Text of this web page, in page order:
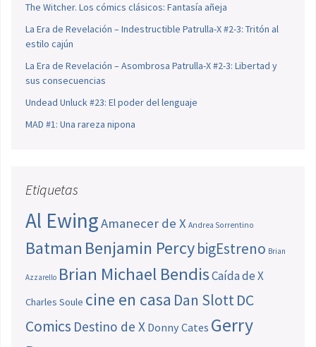
The Witcher. Los cómics clásicos: Fantasía añeja
La Era de Revelación – Indestructible Patrulla-X #2-3: Tritón al
estilo cajún
La Era de Revelación – Asombrosa Patrulla-X #2-3: Libertad y
sus consecuencias
Undead Unluck #23: El poder del lenguaje
MAD #1: Una rareza nipona
Etiquetas
Al EwingAmanecer de X Andrea Sorrentino
Batman Benjamin PercybigEstreno Brian
Azzarello Brian Michael BendisCaída de X
Charles Soule cine en casa Dan SlottDC
Comics Destino de X Donny Cates Gerry